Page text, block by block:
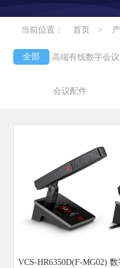
当前位置： 首页 >
全部 高端有线数字会
会议配件
VCS-HR6350D(F-MG02)